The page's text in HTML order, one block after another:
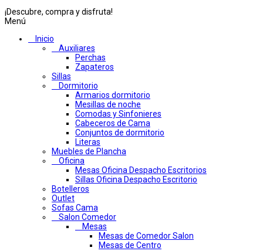
¡Descubre, compra y disfruta!
Menú
Inicio
Auxiliares
Perchas
Zapateros
Sillas
Dormitorio
Armarios dormitorio
Mesillas de noche
Comodas y Sinfonieres
Cabeceros de Cama
Conjuntos de dormitorio
Literas
Muebles de Plancha
Oficina
Mesas Oficina Despacho Escritorios
Sillas Oficina Despacho Escritorio
Botelleros
Outlet
Sofas Cama
Salon Comedor
Mesas
Mesas de Comedor Salon
Mesas de Centro